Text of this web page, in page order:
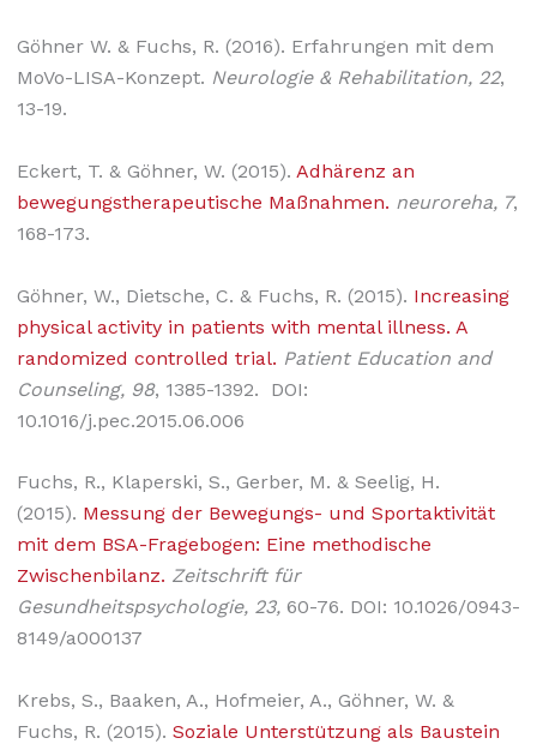
Göhner W. & Fuchs, R. (2016). Erfahrungen mit dem
MoVo-LISA-Konzept. Neurologie & Rehabilitation, 22,
13-19.
Eckert, T. & Göhner, W. (2015). Adhärenz an
bewegungstherapeutische Maßnahmen. neuroreha, 7,
168-173.
Göhner, W., Dietsche, C. & Fuchs, R. (2015). Increasing
physical activity in patients with mental illness. A
randomized controlled trial. Patient Education and
Counseling, 98, 1385-1392. DOI:
10.1016/j.pec.2015.06.006
Fuchs, R., Klaperski, S., Gerber, M. & Seelig, H.
(2015). Messung der Bewegungs- und Sportaktivität
mit dem BSA-Fragebogen: Eine methodische
Zwischenbilanz. Zeitschrift für
Gesundheitspsychologie, 23,60-76. DOI: 10.1026/0943-
8149/a000137
Krebs, S., Baaken, A., Hofmeier, A., Göhner, W. &
Fuchs, R. (2015). Soziale Unterstützung als Baustein